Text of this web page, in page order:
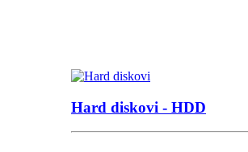
Hard diskovi - HDD